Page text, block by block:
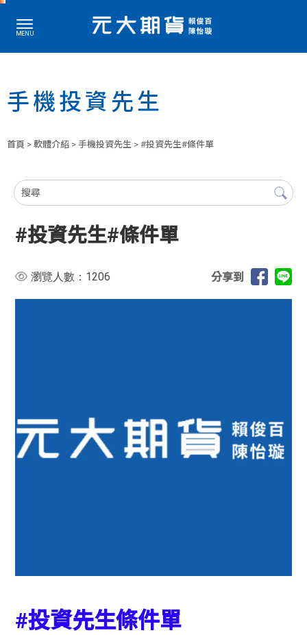
手機投資先生
首頁 > 軟體介紹 > 手機投資先生 > #投資先生#條件單
#投資先生#條件單
分享到
瀏覽人數： 1206
#投資先生條件單